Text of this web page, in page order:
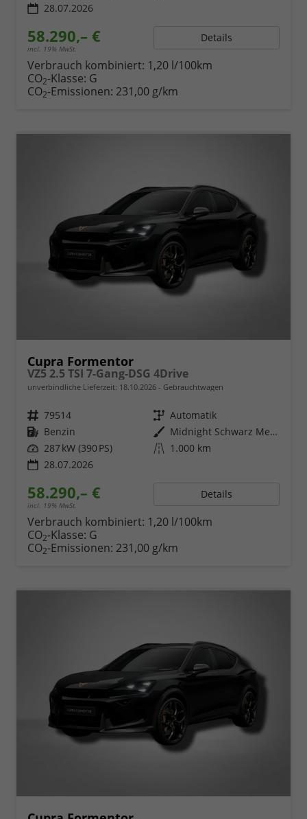
28.07.2026
58.290,– €
incl. 19% MwSt.
Details
Verbrauch kombiniert: 1,20 l/100km
CO2-Klasse: G
CO2-Emissionen: 231,00 g/km
Cupra Formentor
VZ5 2.5 TSI 7-Gang-DSG 4Drive
unverbindliche Lieferzeit: 18.10.2026 Gebrauchtwagen
Fahrzeugnr. 79514 Getriebe Automatik
Kraftstoff Benzin Außenfarbe
Midnight Schwarz Metallic
Leistung 287 kW (390 PS) Kilometerstand 1.000 km
28.07.2026
58.290,– €
incl. 19% MwSt.
Details
Verbrauch kombiniert: 1,20 l/100km
CO2-Klasse: G
CO2-Emissionen: 231,00 g/km